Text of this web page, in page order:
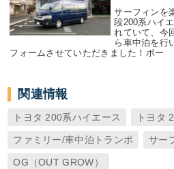
サーフィンを
段200系ハイ
れていて、今
ら車中泊を行
フォームさせていただきました！ボー
関連情報
トヨタ 200系ハイエース トヨタ
ファミリー/車中泊トランポ サー
OG（OUT GROW）